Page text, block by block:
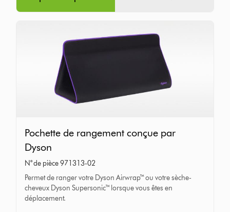
de
rangement
conçue
par
Dyson
Pochette de rangement conçue par
Dyson
N° de pièce 971313-02
Permet de ranger votre Dyson Airwrap™ ou votre sèche-
cheveux Dyson Supersonic™ lorsque vous êtes en
déplacement.